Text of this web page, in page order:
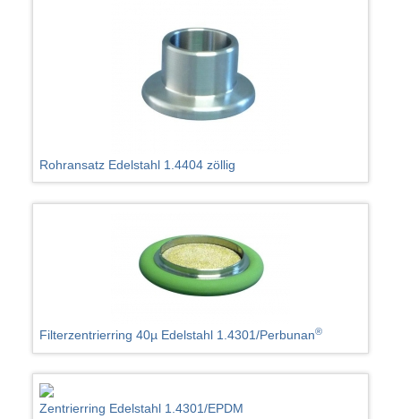
Rohransatz Edelstahl 1.4404 zöllig
Filterzentrierring 40µ Edelstahl 1.4301/Perbunan®
Zentrierring Edelstahl 1.4301/EPDM